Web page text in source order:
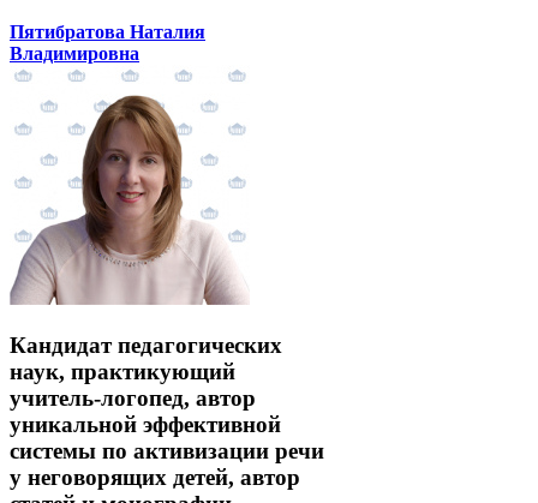
Пятибратова Наталия
Владимировна
Кандидат педагогических
наук, практикующий
учитель-логопед, автор
уникальной эффективной
системы по активизации речи
у неговорящих детей, автор